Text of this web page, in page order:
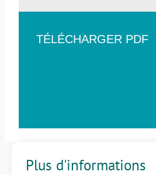
TÉLÉCHARGER PDF
Plus d'informations